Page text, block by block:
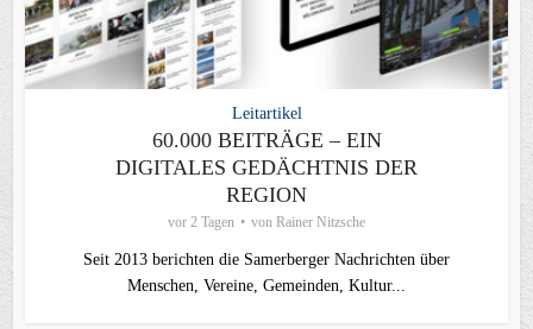
Leitartikel
60.000 BEITRÄGE – EIN
DIGITALES GEDÄCHTNIS DER
REGION
vor 2 Tagen von Rainer Nitzsche
Seit 2013 berichten die Samerberger Nachrichten über
Menschen, Vereine, Gemeinden, Kultur...